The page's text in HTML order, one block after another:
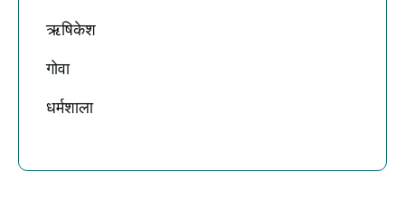
ऋषिकेश
गोवा
धर्मशाला